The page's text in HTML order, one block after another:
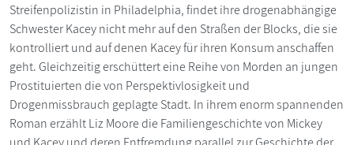
Streifenpolizistin in Philadelphia, findet ihre drogenabhängige
Schwester Kacey nicht mehr auf den Straßen der Blocks, die sie
kontrolliert und auf denen Kacey für ihren Konsum anschaffen
geht. Gleichzeitig erschüttert eine Reihe von Morden an jungen
Prostituierten die von Perspektivlosigkeit und
Drogenmissbrauch geplagte Stadt. In ihrem enorm spannenden
Roman erzählt Liz Moore die Familiengeschichte von Mickey